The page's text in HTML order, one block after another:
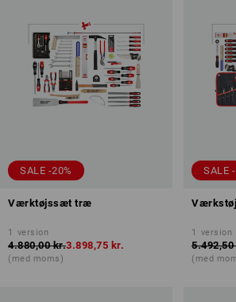
SALE -20%
Værktøjssæt træ
1 version
4.880,00 kr.3.898,75 kr.
(med moms)
SALE
1 version
(med